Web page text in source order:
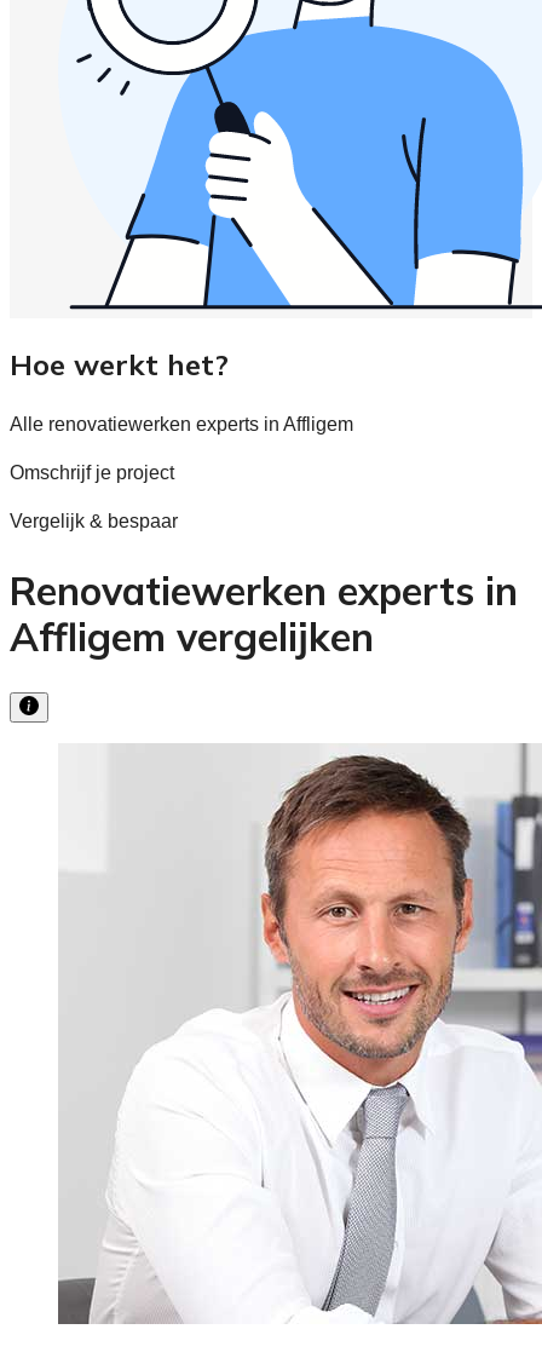
Hoe werkt het?
Alle renovatiewerken experts in Affligem
Omschrijf je project
Vergelijk & bespaar
Renovatiewerken experts in
Affligem vergelijken